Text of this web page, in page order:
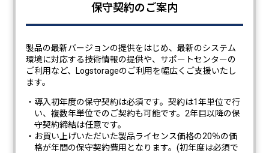
保守契約のご案内
製品の最新バージョンの提供をはじめ、最新のシステム
環境に対応する技術情報の提供や、サポートセンターの
ご利用など、Logstorageのご利用を幅広くご支援いたし
ます。
・導入初年度の保守契約は必須です。契約は1年単位で行
い、複数年単位でのご契約も可能です。2年目以降の保
守契約締結は任意です。
・お買い上げいただいた製品ライセンス価格の20％の価
格が年間の保守契約費用となります。(初年度は必須で